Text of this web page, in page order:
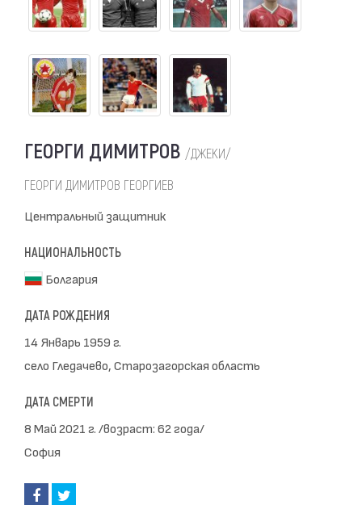
ГЕОРГИ ДИМИТРОВ /ДЖЕКИ/
ГЕОРГИ ДИМИТРОВ ГЕОРГИЕВ
Центральный защитник
НАЦИОНАЛЬНОСТЬ
Болгария
ДАТА РОЖДЕНИЯ
14 Январь 1959 г.
село Гледачево, Старозагорская область
ДАТА СМЕРТИ
8 Май 2021 г. /возраст: 62 года/
София